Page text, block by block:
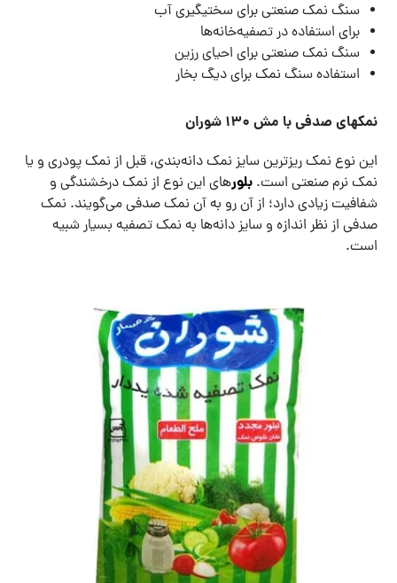
سنگ نمک صنعتی برای سختیگیری آب
برای استفاده در تصفیه‌خانه‌ها
سنگ نمک صنعتی برای احیای رزین
استفاده سنگ نمک برای دیگ بخار
نمکهای صدفی با مش ۱۳۰ شوران
این نوع نمک ریزترین سایز نمک دانه‌بندی، قبل از نمک پودری و یا
نمک نرم صنعتی است.بلورهای این نوع از نمک درخشندگی و
شفافیت زیادی دارد؛ از آن رو به آن نمک صدفی می‌گویند. نمک
صدفی از نظر اندازه و سایز دانه‌ها به نمک تصفیه بسیار شبیه
است.